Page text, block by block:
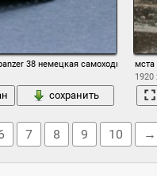
38 немецкая самоходная
сохранить
мста
1920
7 8 9 10 →